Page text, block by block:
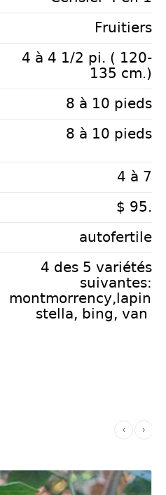
Fruitiers
4 à 4 1/2 pi. ( 120-
135 cm.)
8 à 10 pieds
8 à 10 pieds
4 à 7
$ 95.
autofertile
4 des 5 variétés
suivantes:
montmorrency,lapins,
stella, bing, van